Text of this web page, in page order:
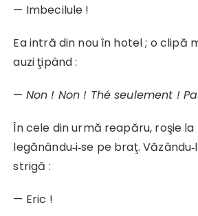
— Imbecilule !
Ea intră din nou în hotel ; o clipă
auzi ţipând :
— Non ! Non ! Thé seulement !
În cele din urmă reapăru, roşie
legănându‑i‑se pe braţ.
strigă :
— Eric !